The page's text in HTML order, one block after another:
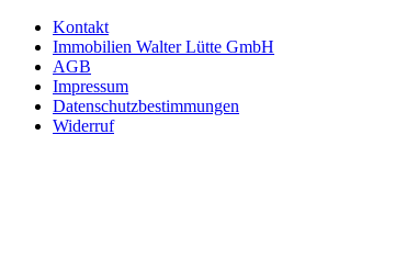
Kontakt
Immobilien Walter Lütte GmbH
AGB
Impressum
Datenschutzbestimmungen
Widerruf